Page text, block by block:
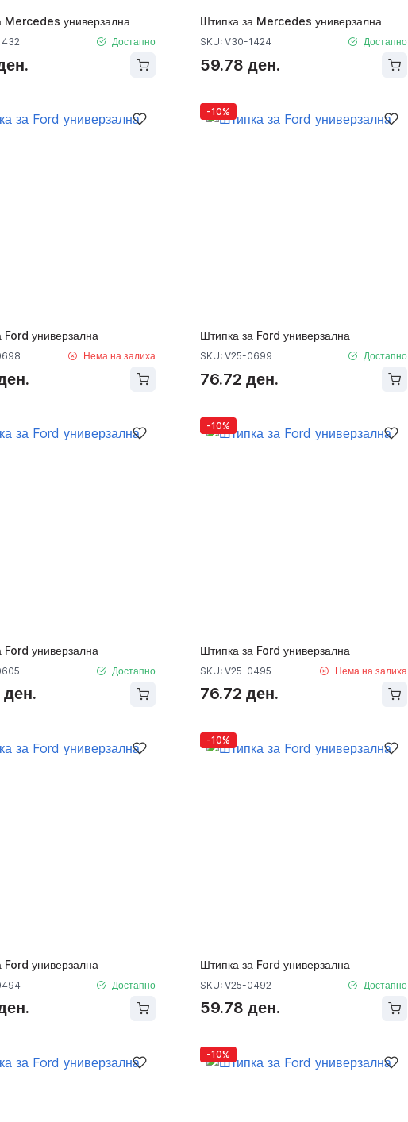
Mercedes универзална
Достапно
Штипка за Mercedes универзална
SKU: V30-1424 Достапно
59.78 ден.
Ford универзална
Нема на залиха
-10%
Штипка за Ford универзална
SKU: V25-0699 Достапно
76.72 ден.
Ford универзална
Достапно
ден.
-10%
Штипка за Ford универзална
SKU: V25-0495 Нема на залиха
76.72 ден.
Ford универзална
Достапно
-10%
Штипка за Ford универзална
SKU: V25-0492 Достапно
59.78 ден.
-10%